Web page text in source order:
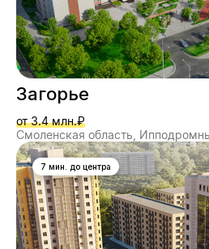
Загорье
от 3.4 млн.₽
Смоленская область,
7 мин. до центра